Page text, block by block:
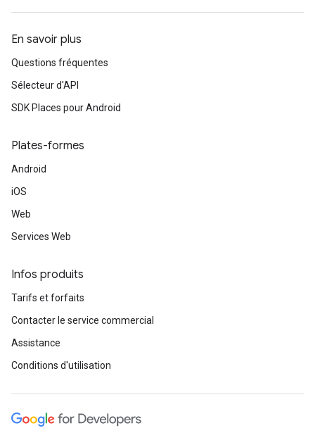
En savoir plus
Questions fréquentes
Sélecteur d'API
SDK Places pour Android
Plates-formes
Android
iOS
Web
Services Web
Infos produits
Tarifs et forfaits
Contacter le service commercial
Assistance
Conditions d'utilisation